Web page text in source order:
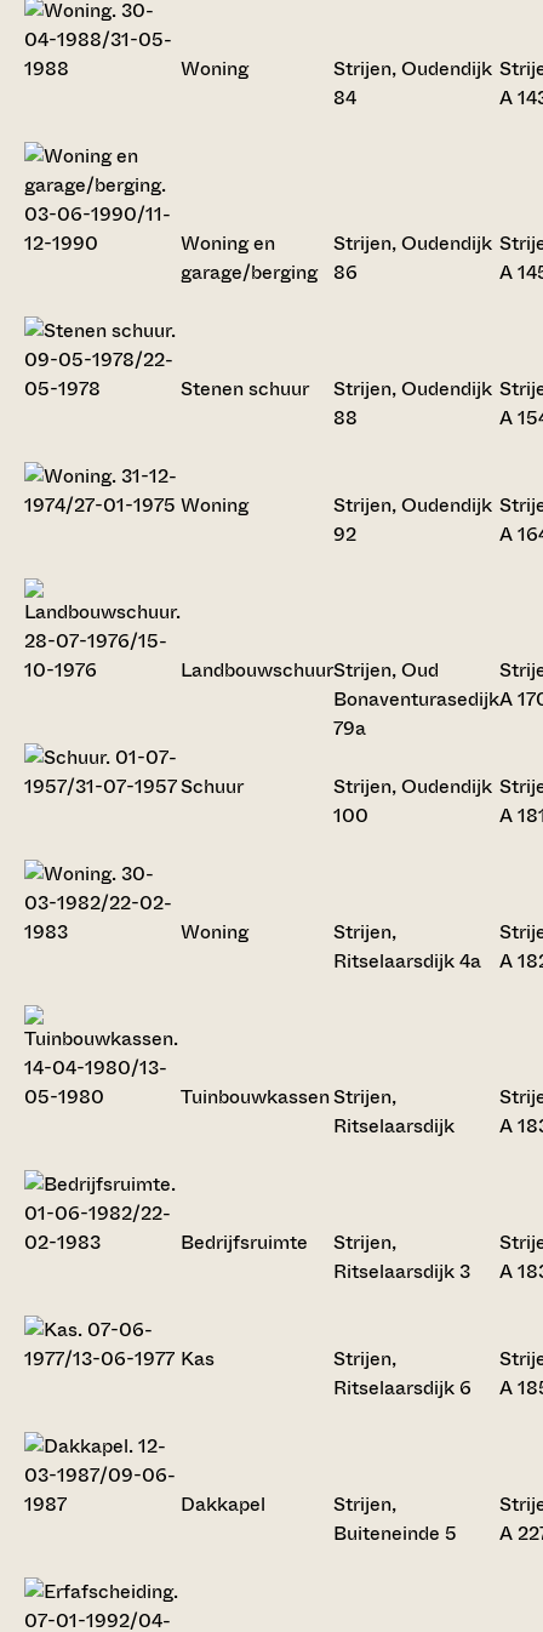
Woning
Strijen, Oudendijk
84
A
Woning en
garage/berging
Strijen, Oudendijk
86
A
Stenen schuur
Strijen, Oudendijk
88
A
Woning
Strijen, Oudendijk
92
A
LandbouwschuurStrijen, Oud
Bonaventurasedijk
79a
A
Schuur
Strijen, Oudendijk
100
A
Woning
Strijen,
Ritselaarsdijk 4a
A
TuinbouwkassenStrijen,
Ritselaarsdijk
A
Bedrijfsruimte
Strijen,
Ritselaarsdijk 3
A
Kas
Strijen,
Ritselaarsdijk 6
A
Dakkapel
Strijen,
Buiteneinde 5
A